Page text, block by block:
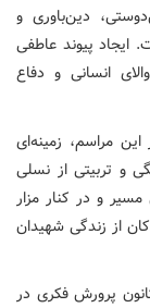
دین‌باوری و
ایجاد پیوند عاطفی
انسانی و دفاع
مراسم، زمینه‌ای
و تربیتی از نسلی
و در کنار مزار
از زندگی شهیدان
پرورش فکری در